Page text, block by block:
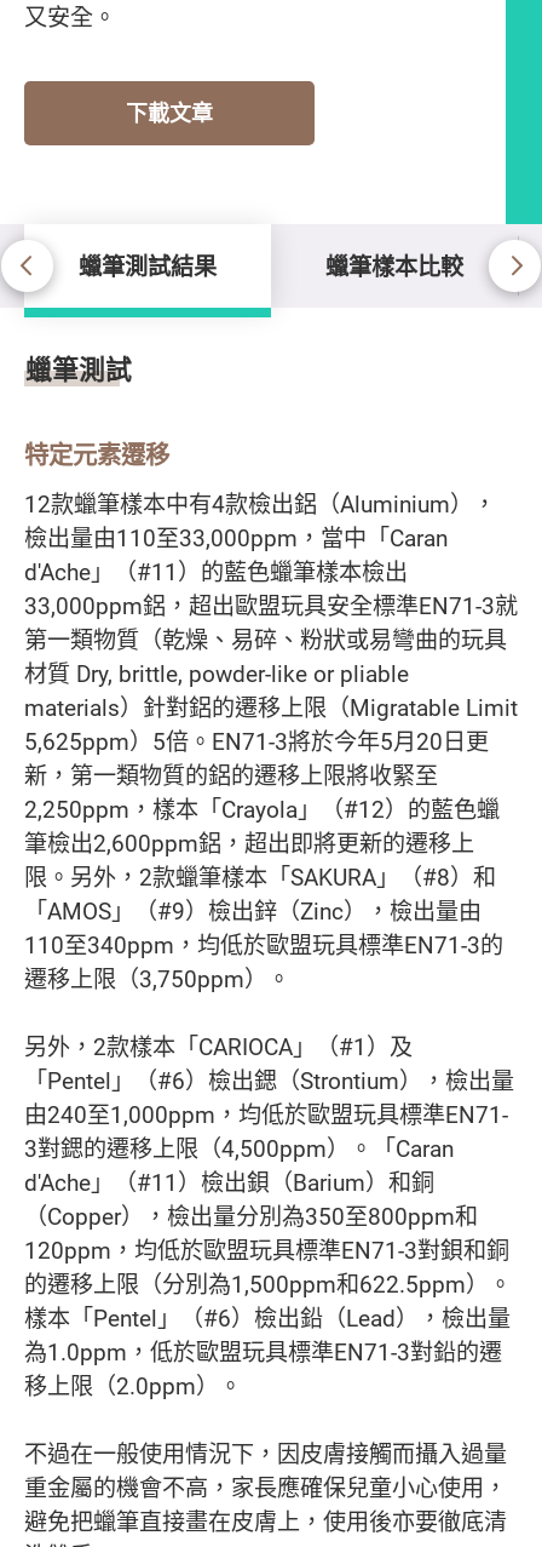
又安全。
下載文章
蠟筆測試結果 蠟筆樣本比較
蠟筆測試結果
蠟筆測試
特定元素遷移
12款蠟筆樣本中有4款檢出鋁（Aluminium），
檢出量由110至33,000ppm，當中「Caran
d'Ache」（#11）的藍色蠟筆樣本檢出
33,000ppm鋁，超出歐盟玩具安全標準EN71-3就
第一類物質（乾燥、易碎、粉狀或易彎曲的玩具
材質 Dry, brittle, powder-like or pliable
materials）針對鋁的遷移上限（Migratable Limit
5,625ppm）5倍。EN71-3將於今年5月20日更
新，第一類物質的鋁的遷移上限將收緊至
2,250ppm，樣本「Crayola」（#12）的藍色蠟
筆檢出2,600ppm鋁，超出即將更新的遷移上
限。另外，2款蠟筆樣本「SAKURA」（#8）和
「AMOS」（#9）檢出鋅（Zinc），檢出量由
110至340ppm，均低於歐盟玩具標準EN71-3的
遷移上限（3,750ppm）。
另外，2款樣本「CARIOCA」（#1）及
「Pentel」（#6）檢出鍶（Strontium），檢出量
由240至1,000ppm，均低於歐盟玩具標準EN71-
3對鍶的遷移上限（4,500ppm）。「Caran
d'Ache」（#11）檢出鋇（Barium）和銅
（Copper），檢出量分別為350至800ppm和
120ppm，均低於歐盟玩具標準EN71-3對鋇和銅
的遷移上限（分別為1,500ppm和622.5ppm）。
樣本「Pentel」（#6）檢出鉛（Lead），檢出量
為1.0ppm，低於歐盟玩具標準EN71-3對鉛的遷
移上限（2.0ppm）。
不過在一般使用情況下，因皮膚接觸而攝入過量
重金屬的機會不高，家長應確保兒童小心使用，
避免把蠟筆直接畫在皮膚上，使用後亦要徹底清